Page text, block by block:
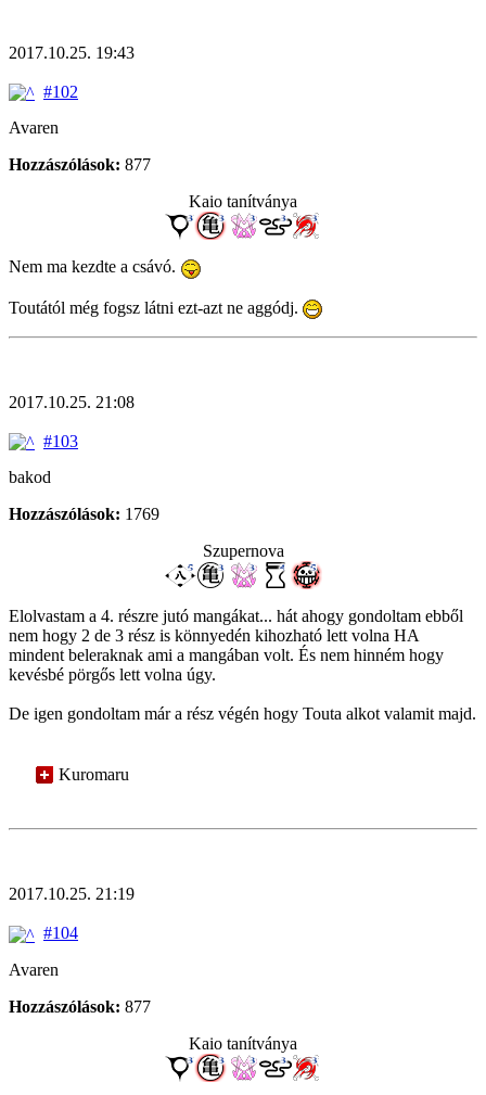
2017.10.25. 19:43
#102
Avaren
Hozzászólások: 877
Kaio tanítványa
Nem ma kezdte a csávó.
Toutától még fogsz látni ezt-azt ne aggódj.
2017.10.25. 21:08
#103
bakod
Hozzászólások: 1769
Szupernova
Elolvastam a 4. részre jutó mangákat... hát ahogy gondoltam ebből
nem hogy 2 de 3 rész is könnyedén kihozható lett volna HA
mindent beleraknak ami a mangában volt. És nem hinném hogy
kevésbé pörgős lett volna úgy.
De igen gondoltam már a rész végén hogy Touta alkot valamit majd.
Kuromaru
2017.10.25. 21:19
#104
Avaren
Hozzászólások: 877
Kaio tanítványa